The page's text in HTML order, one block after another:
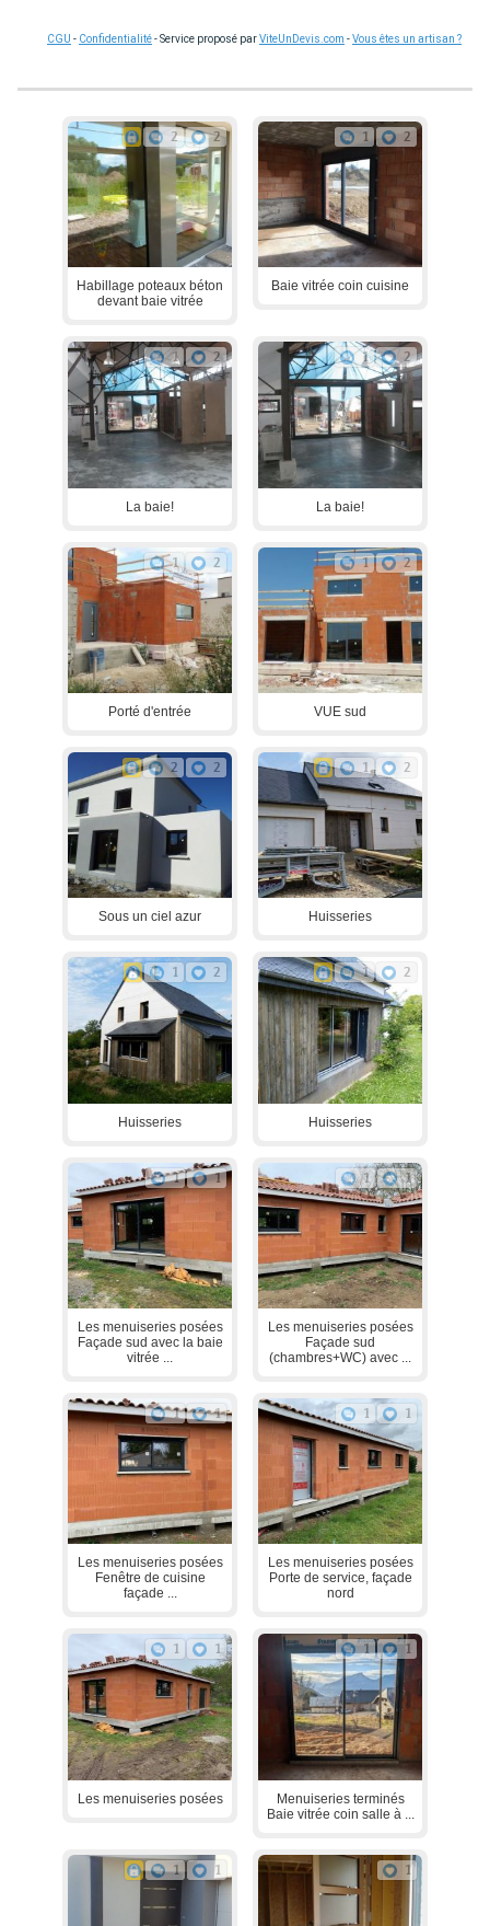
CGU - Confidentialité- Service proposé parViteUnDevis.com -Vous êtes un artisan ?
2 2
Habillage poteaux béton
devant baie vitrée
1 2
Baie vitrée coin cuisine
1 2
La baie!
1 2
La baie!
1 2
Porté d'entrée
1 2
VUE sud
2 2
Sous un ciel azur
1 2
Huisseries
1 2
Huisseries
1 2
Huisseries
1 1
Les menuiseries posées
Façade sud avec la baie
vitrée ...
1 1
Les menuiseries posées
Façade sud
(chambres+WC) avec ...
1 1
Les menuiseries posées
Fenêtre de cuisine
façade ...
1 1
Les menuiseries posées
Porte de service, façade
nord
1 1
Les menuiseries posées
1 1
Menuiseries terminés
Baie vitrée coin salle à ...
1 1 1